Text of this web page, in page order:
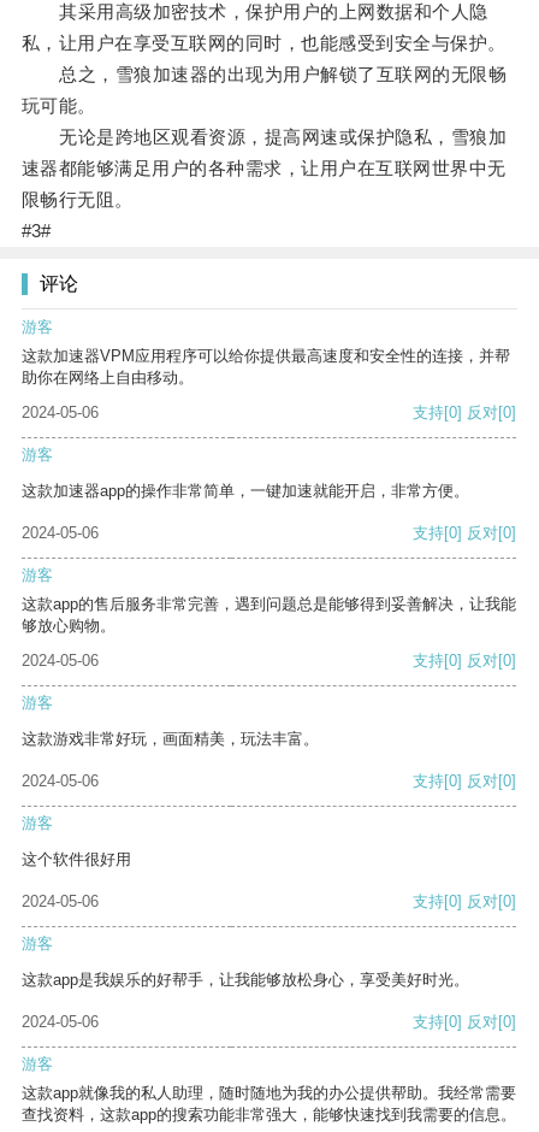
其采用高级加密技术，保护用户的上网数据和个人隐
私，让用户在享受互联网的同时，也能感受到安全与保护。
总之，雪狼加速器的出现为用户解锁了互联网的无限畅
玩可能。
无论是跨地区观看资源，提高网速或保护隐私，雪狼加
速器都能够满足用户的各种需求，让用户在互联网世界中无
限畅行无阻。
#3#
评论
游客
这款加速器VPM应用程序可以给你提供最高速度和安全性的连接，并帮
助你在网络上自由移动。
2024-05-06
支持[0] 反对[0]
游客
这款加速器app的操作非常简单，一键加速就能开启，非常方便。
2024-05-06 支持[0] 反对[0]
游客
这款app的售后服务非常完善，遇到问题总是能够得到妥善解决，让我能
够放心购物。
2024-05-06
支持[0] 反对[0]
游客
这款游戏非常好玩，画面精美，玩法丰富。
2024-05-06 支持[0] 反对[0]
游客
这个软件很好用
2024-05-06 支持[0] 反对[0]
游客
这款app是我娱乐的好帮手，让我能够放松身心，享受美好时光。
2024-05-06 支持[0] 反对[0]
游客
这款app就像我的私人助理，随时随地为我的办公提供帮助。我经常需要
查找资料，这款app的搜索功能非常强大，能够快速找到我需要的信息。